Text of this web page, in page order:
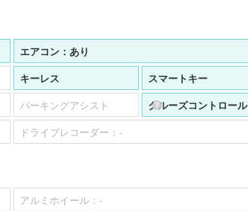
エアコン： あり
キーレス
スマートキー
パーキングアシスト
クルーズコントロール
ドライブレコーダー： -
アルミホイール： -